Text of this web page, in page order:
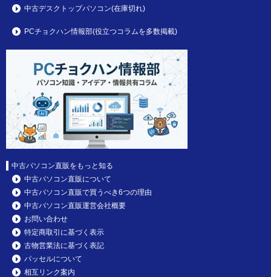
中古デスクトップパソコン(在庫切れ)
PCチョクハン情報部(役立つコラムを多数掲載)
中古パソコン直販をもっと知る
中古パソコン直販について
中古パソコン直販で買うべき6つの理由
中古パソコン直販運営会社概要
お問い合わせ
特定商取引に基づく表示
古物営業法に基づく表記
パッセルについて
相互リンク案内